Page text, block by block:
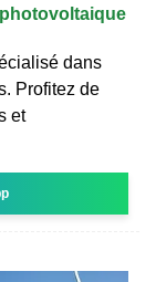
dans
Profitez de
et